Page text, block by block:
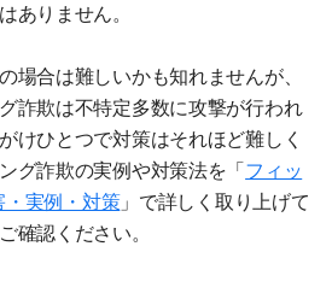
ありません。
場合は難しいかも知れませんが、
詐欺は不特定多数に攻撃が行われ
けひとつで対策はそれほど難しく
グ詐欺の実例や対策法を「フィッ
・実例・対策」で詳しく取り上げて
確認ください。